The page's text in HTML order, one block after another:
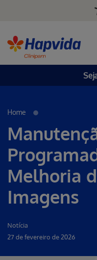
Home
Melhoria
Imagens
Notícia
27 de fevereiro de 2026